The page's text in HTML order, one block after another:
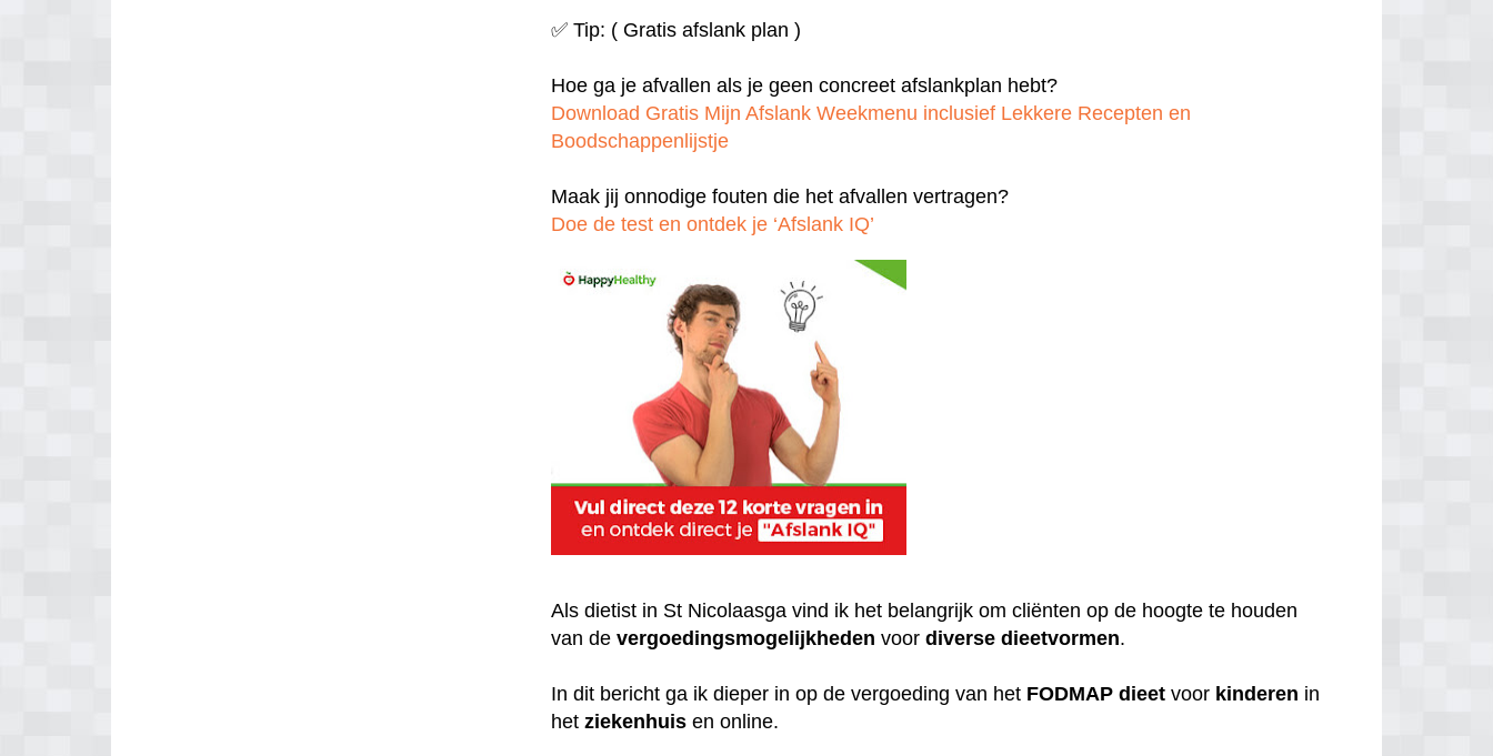
✅ Tip: ( Gratis afslank plan )
Hoe ga je afvallen als je geen concreet afslankplan hebt?
Download Gratis Mijn Afslank Weekmenu inclusief Lekkere Recepten en
Boodschappenlijstje
Maak jij onnodige fouten die het afvallen vertragen?
Doe de test en ontdek je ‘Afslank IQ’
Als dietist in St Nicolaasga vind ik het belangrijk om cliënten op de hoogte te houden
van devergoedingsmogelijkheden voordiverse dieetvormen.
In dit bericht ga ik dieper in op de vergoeding van het FODMAP dieet voor kinderen in
hetziekenhuis en online.